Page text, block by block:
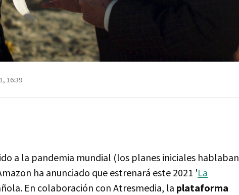
16:39
a la pandemia mundial (los planes iniciales hablaban
ha anunciado que estrenará este 2021 'La
En colaboración con Atresmedia, la plataforma